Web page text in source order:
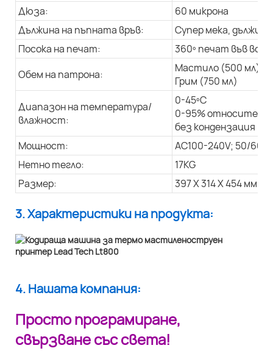
Дюза:
60 микрона
Дължина на пъпната връв:
Супер мека,
Посока на печат:
360º печат във
Обем на патрона:
Мастило (500 мл)
Грим (750 мл)
Диапазон на температура/
влажност:
0-45ºC
0-95%
без кондензация
Мощност:
AC100-240V; 50/
Нетно тегло:
17KG
Размер:
397 X 314 X 454 мм
3. Характеристики на продукта:
4. Нашата компания:
Просто програмиране,
свързване със света!